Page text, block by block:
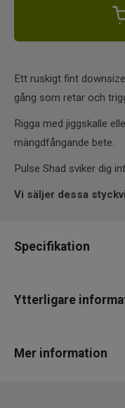
Ett ruskigt fint
gång som retar och
Rigga med jiggskalle
mängdfångande bete.
Pulse Shad sviker dig
Vi säljer dessa
Specifikation
Vikt
26-
Ytterligare
Mer information